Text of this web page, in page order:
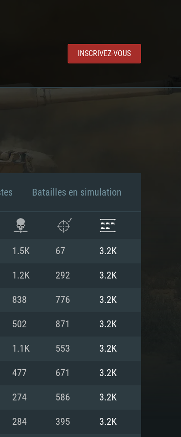
INSCRIVEZ-VOUS
Batailles en simulation
1.5K 67 3.2K
1.2K 292 3.2K
838 776 3.2K
502 871 3.2K
1.1K 553 3.2K
477 671 3.2K
274 586 3.2K
284 395 3.2K